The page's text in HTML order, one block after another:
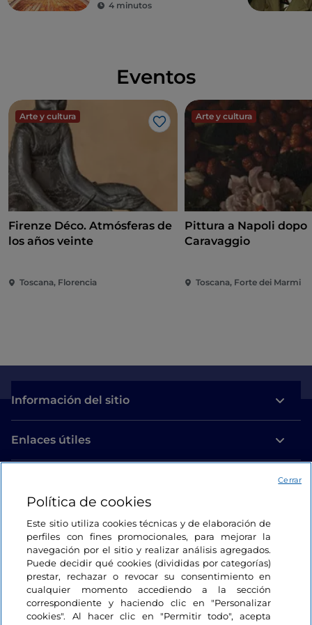
4 minutos
Eventos
Arte y cultura
Me gusta
Firenze Déco. Atmósferas de
los años veinte
Toscana, Florencia
Arte y cultura
Pittura a Napoli dopo
Caravaggio
Toscana, Forte dei Marmi
Información del sitio
Enlaces útiles
Estamos en contacto
Política de cookies
Este sitio utiliza cookies técnicas y de elaboración de
perfiles con fines promocionales, para mejorar la
navegación por el sitio y realizar análisis agregados.
Puede decidir qué cookies (divididas por categorías)
prestar, rechazar o revocar su consentimiento en
cualquier momento accediendo a la sección
correspondiente y haciendo clic en "Personalizar
cookies". Al hacer clic en "Permitir todo", acepta
Cerrar